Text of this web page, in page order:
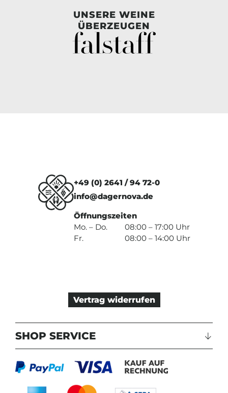
UNSERE WEINE
ÜBERZEUGEN
+49 (0) 2641 / 94 72-0
info@dagernova.de
Öffnungszeiten
Mo. – Do.
08:00 – 17:00 Uhr
Fr.
08:00 – 14:00 Uhr
Vertrag widerrufen
SHOP SERVICE